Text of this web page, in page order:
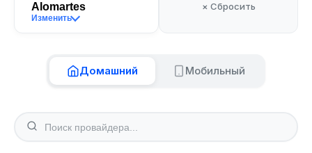
Alomartes
Изменить
× Сбросить
Домашний Мобильный